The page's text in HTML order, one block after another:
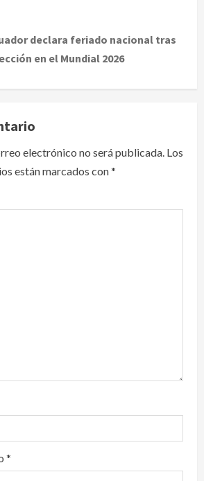
declara feriado nacional tras
en el Mundial 2026
electrónico no será publicada. Los
están marcados con*
*